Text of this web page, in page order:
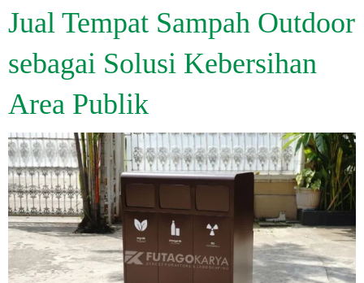
Jual Tempat Sampah Outdoor
sebagai Solusi Kebersihan
Area Publik